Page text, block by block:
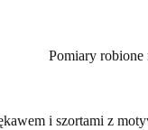
Pomiary robione
i szortami z